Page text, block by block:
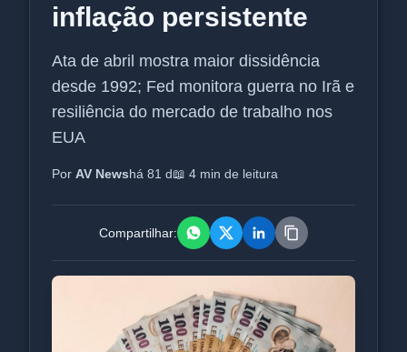
inflação persistente
Ata de abril mostra maior dissidência
desde 1992; Fed monitora guerra no Irã e
resiliência do mercado de trabalho nos
EUA
Por AV Newshá 81 d📖 4 min de leitura
Compartilhar: